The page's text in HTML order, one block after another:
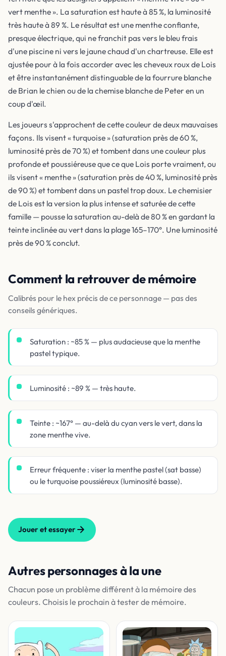
vert menthe ». La saturation est haute à 85 %, la luminosité
très haute à 89 %. Le résultat est une menthe confiante,
presque électrique, qui ne franchit pas vers le bleu frais
d'une piscine ni vers le jaune chaud d'un chartreuse. Elle est
ajustée pour à la fois accorder avec les cheveux roux de Lois
et être instantanément distinguable de la fourrure blanche
de Brian le chien ou de la chemise blanche de Peter en un
coup d'œil.
Les joueurs s'approchent de cette couleur de deux mauvaises
façons. Ils visent « turquoise » (saturation près de 60 %,
luminosité près de 70 %) et tombent dans une couleur plus
profonde et poussiéreuse que ce que Lois porte vraiment, ou
ils visent « menthe » (saturation près de 40 %, luminosité près
de 90 %) et tombent dans un pastel trop doux. Le chemisier
de Lois est la version la plus intense et saturée de cette
famille — pousse la saturation au-delà de 80 % en gardant la
teinte inclinée au vert dans la plage 165–170°. Une luminosité
près de 90 % conclut.
Comment la retrouver de mémoire
Calibrés pour le hex précis de ce personnage — pas des
conseils génériques.
Saturation : ~85 % — plus audacieuse que la menthe
pastel typique.
Luminosité : ~89 % — très haute.
Teinte : ~167° — au-delà du cyan vers le vert, dans la
zone menthe vive.
Erreur fréquente : viser la menthe pastel (sat basse)
ou le turquoise poussiéreux (luminosité basse).
Jouer et essayer
Autres personnages à la une
Chacun pose un problème différent à la mémoire des
couleurs. Choisis le prochain à tester de mémoire.